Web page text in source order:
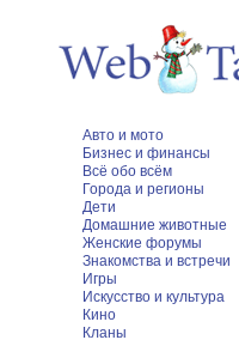
Авто и мото
Бизнес и финансы
Всё обо всём
Города и регионы
Дети
Домашние животные
Женские форумы
Знакомства и встречи
Игры
Искусство и культура
Кино
Кланы